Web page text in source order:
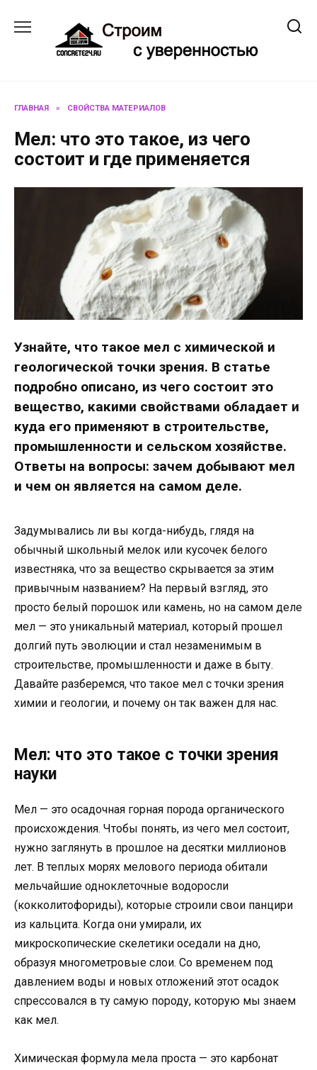
содержанию
ГЛАВНАЯ » СВОЙСТВА МАТЕРИАЛОВ
Мел: что это такое, из чего
состоит и где применяется
Узнайте, что такое мел с химической и
геологической точки зрения. В статье
подробно описано, из чего состоит это
вещество, какими свойствами обладает и
куда его применяют в строительстве,
промышленности и сельском хозяйстве.
Ответы на вопросы: зачем добывают мел
и чем он является на самом деле.
Задумывались ли вы когда-нибудь, глядя на
обычный школьный мелок или кусочек белого
известняка, что за вещество скрывается за этим
привычным названием? На первый взгляд, это
просто белый порошок или камень, но на самом деле
мел — это уникальный материал, который прошел
долгий путь эволюции и стал незаменимым в
строительстве, промышленности и даже в быту.
Давайте разберемся, что такое мел с точки зрения
химии и геологии, и почему он так важен для нас.
Мел: что это такое с точки зрения
науки
Мел — это осадочная горная порода органического
происхождения. Чтобы понять, из чего мел состоит,
нужно заглянуть в прошлое на десятки миллионов
лет. В теплых морях мелового периода обитали
мельчайшие одноклеточные водоросли
(кокколитофориды), которые строили свои панцири
из кальцита. Когда они умирали, их
микроскопические скелетики оседали на дно,
образуя многометровые слои. Со временем под
давлением воды и новых отложений этот осадок
спрессовался в ту самую породу, которую мы знаем
как мел.
Химическая формула мела проста — это карбонат